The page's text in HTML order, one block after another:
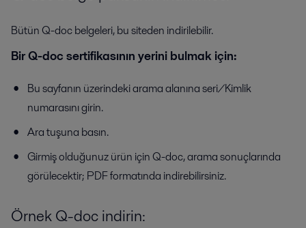
Bütün Q-doc belgeleri, bu siteden indirilebilir.
Bir Q-doc sertifikasının yerini bulmak için:
Bu sayfanın üzerindeki arama alanına seri/Kimlik
numarasını girin.
Ara tuşuna basın.
Girmiş olduğunuz ürün için Q-doc, arama sonuçlarında
görülecektir; PDF formatında indirebilirsiniz.
Örnek Q-doc indirin: